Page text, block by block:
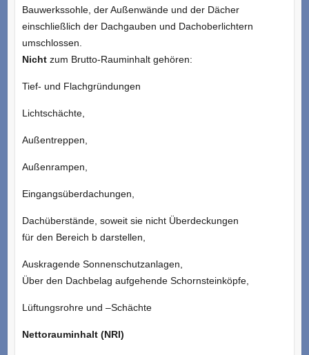
Bauwerkssohle, der Außenwände und der Dächer
einschließlich der Dachgauben und Dachoberlichtern
umschlossen.
Nicht zum Brutto-Rauminhalt gehören:
Tief- und Flachgründungen
Lichtschächte,
Außentreppen,
Außenrampen,
Eingangsüberdachungen,
Dachüberstände, soweit sie nicht Überdeckungen
für den Bereich b darstellen,
Auskragende Sonnenschutzanlagen,
Über den Dachbelag aufgehende Schornsteinköpfe,
Lüftungsrohre und –Schächte
Nettorauminhalt (NRI)